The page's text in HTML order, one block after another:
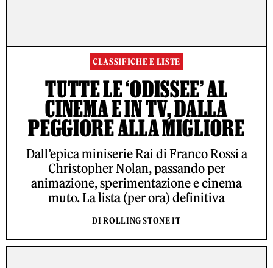
CLASSIFICHE E LISTE
TUTTE LE ‘ODISSEE’ AL
CINEMA E IN TV, DALLA
PEGGIORE ALLA MIGLIORE
Dall’epica miniserie Rai di Franco Rossi a
Christopher Nolan, passando per
animazione, sperimentazione e cinema
muto. La lista (per ora) definitiva
DI ROLLING STONE IT